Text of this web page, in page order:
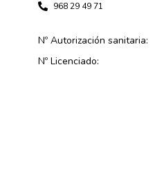
968 29 49 71
Nº Autorización sanitaria:
Nº Licenciado: